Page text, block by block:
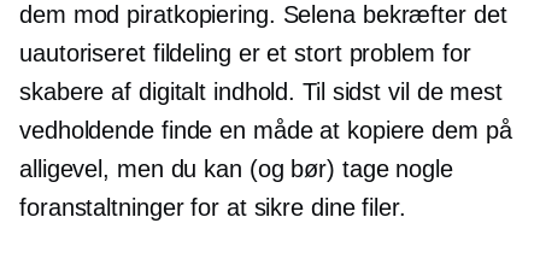
dem mod piratkopiering. Selena bekræfter det
uautoriseret fildeling er et stort problem for
skabere af digitalt indhold. Til sidst vil de mest
vedholdende finde en måde at kopiere dem på
alligevel, men du kan (og bør) tage nogle
foranstaltninger for at sikre dine filer.